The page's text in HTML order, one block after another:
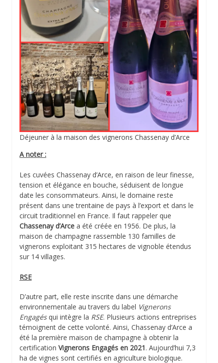
Déjeuner à la maison des vignerons Chassenay d’Arce
A noter :
Les cuvées Chassenay d’Arce, en raison de leur finesse,
tension et élégance en bouche, séduisent de longue
date les consommateurs. Ainsi, le domaine reste
présent dans une trentaine de pays à l’export et dans le
circuit traditionnel en France. Il faut rappeler que
Chassenay d’Arce a été créée en 1956. De plus, la
maison de champagne rassemble 130 familles de
vignerons exploitant 315 hectares de vignoble étendus
sur 14 villages.
RSE
D’autre part, elle reste inscrite dans une démarche
environnementale au travers du label Vignerons
Engagésqui intègre la RSE. Plusieurs actions entreprises
témoignent de cette volonté. Ainsi, Chassenay d’Arce a
été la première maison de champagne à obtenir la
certification Vignerons Engagés en 2021. Aujourd’hui 7,3
ha de vignes sont certifiés en agriculture biologique.